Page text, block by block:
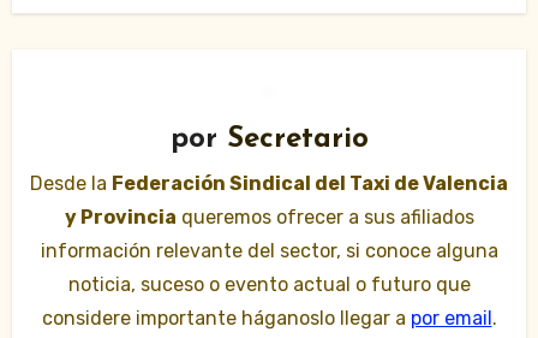
por Secretario
Desde la Federación Sindical del Taxi de Valencia
y Provincia queremos ofrecer a sus afiliados
información relevante del sector, si conoce alguna
noticia, suceso o evento actual o futuro que
considere importante háganoslo llegar a por email.